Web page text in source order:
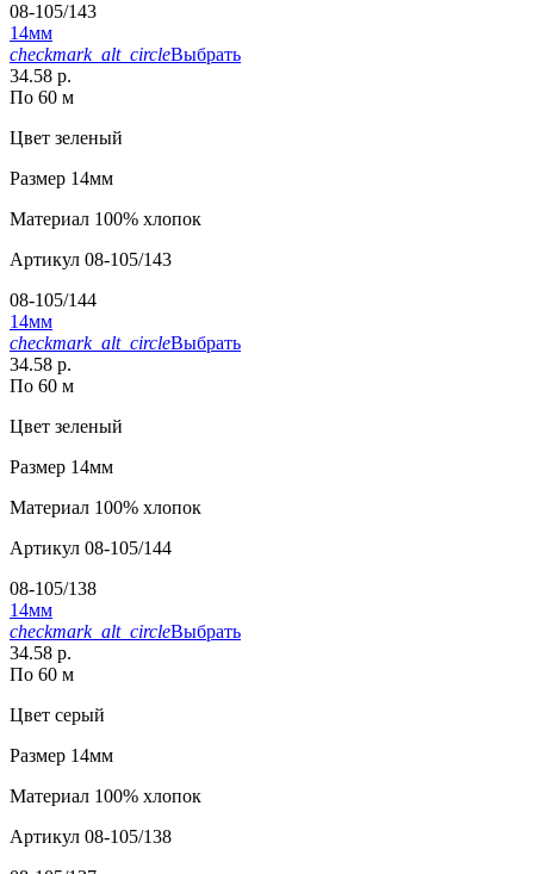
08-105/143
14мм
checkmark_alt_circleВыбрать
34.58 р.
По 60 м
Цвет зеленый
Размер 14мм
Материал 100% хлопок
Артикул 08-105/143
08-105/144
14мм
checkmark_alt_circleВыбрать
34.58 р.
По 60 м
Цвет зеленый
Размер 14мм
Материал 100% хлопок
Артикул 08-105/144
08-105/138
14мм
checkmark_alt_circleВыбрать
34.58 р.
По 60 м
Цвет серый
Размер 14мм
Материал 100% хлопок
Артикул 08-105/138